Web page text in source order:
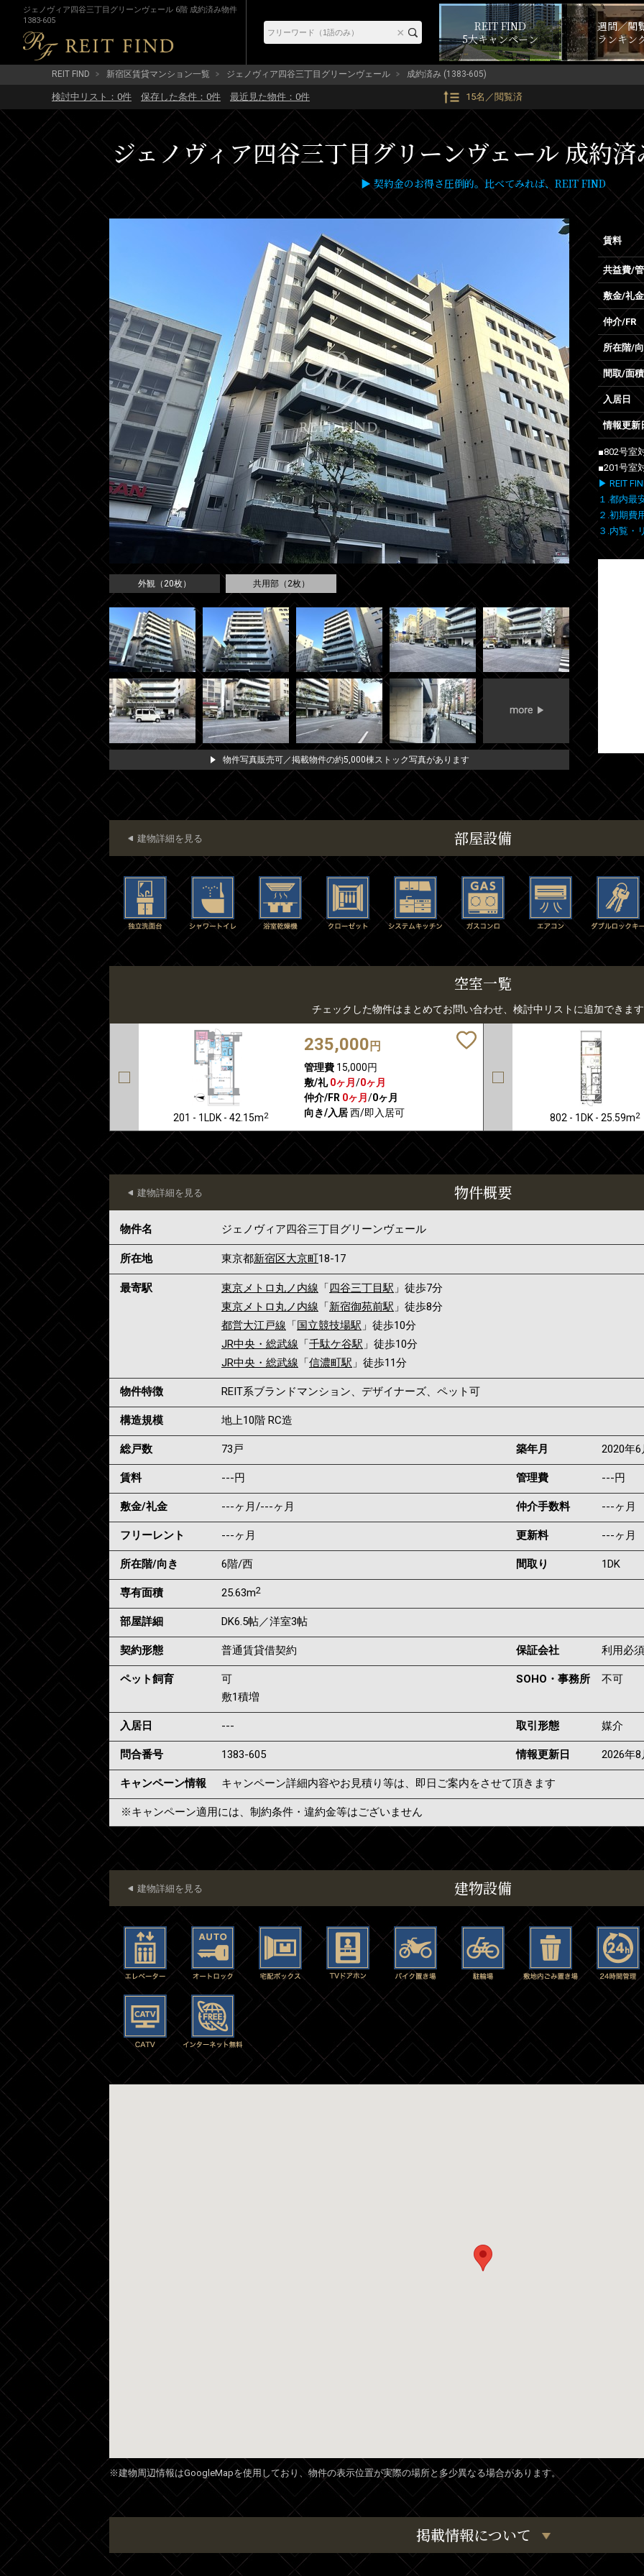
ジェノヴィア四谷三丁目グリーンヴェール 6階 成約済み物件
1383-605
REIT FIND
5大キャンペーン
週間／閲
ランキン
REIT FIND 新宿区賃貸マンション一覧 ジェノヴィア四谷三丁目グリーンヴェール 成約済み (1383-605)
検討中リスト： 0件 保存した条件： 0件 最近見た物件： 0件 15名／閲覧済
ジェノヴィア四谷三丁目グリーンヴェール 成約
▶ 契約金のお得さ圧倒的。比べてみれば、REIT FIND
外観（20枚） 共用部（2枚）
物件写真販売可／掲載物件の約5,000棟ストック写真があります
賃料
共益費/
敷金/礼金
仲介/FR
所在階/
間取/面積
入居日
情報更新
■802号室
■201号室
▶ REIT
１.都内最
２.初期費
３.内覧・
部屋設備
建物詳細を見る
空室一覧
チェックした物件はまとめてお問い合わせ、検討中リストに追加できま
201 - 1LDK - 42.15m2
235,000 円
管理費15,000円
敷/礼 0ヶ月 /0ヶ月
仲介/FR 0ヶ月 /0ヶ月
向き/入居西/即入居可 802 - 1DK - 25.59m2
物件概要
建物詳細を見る
物件名 ジェノヴィア四谷三丁目グリーンヴェール
所在地 東京都新宿区大京町18-17
最寄駅 東京メトロ丸ノ内線 「四谷三丁目駅 」徒歩7分
東京メトロ丸ノ内線 「新宿御苑前駅 」徒歩8分
都営大江戸線 「国立競技場駅 」徒歩10分
JR中央・総武線 「千駄ケ谷駅 」徒歩10分
JR中央・総武線 「信濃町駅 」徒歩11分
物件特徴 REIT系ブランドマンション、デザイナーズ、ペット可
構造規模 地上10階 RC造
総戸数 73戸 築年月 2020年6
賃料 ---円 管理費 ---円
敷金/礼金 ---ヶ月/---ヶ月 仲介手数料 ---ヶ月
フリーレント ---ヶ月 更新料 ---ヶ月
所在階/向き 6階/西 間取り 1DK
専有面積 25.63m2
部屋詳細 DK6.5帖／洋室3帖
契約形態 普通賃貸借契約 保証会社 利用必須
ペット飼育
可
敷1積増
SOHO・事務所 不可
入居日 --- 取引形態 媒介
問合番号 1383-605 情報更新日 2026年
キャンペーン情報 キャンペーン詳細内容やお見積り等は、即日ご案内をさせて頂きます
※キャンペーン適用には、制約条件・違約金等はございません
建物設備
建物詳細を見る
※建物周辺情報はGoogleMapを使用しており、物件の表示位置が実際の場所と多少異なる場合があります。
掲載情報について